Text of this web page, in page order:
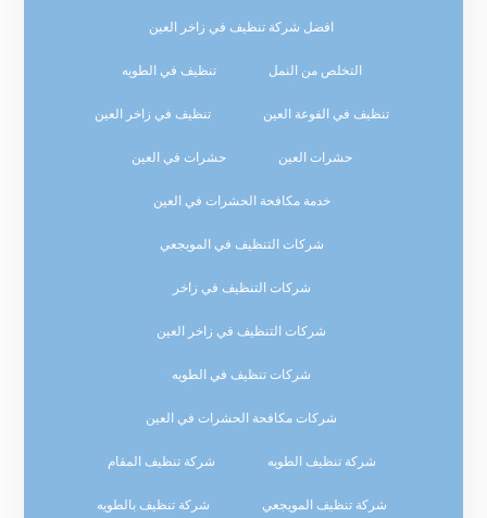
افضل شركة تنظيف في زاخر العين
التخلص من النمل تنظيف في الطويه
تنظيف في الفوعة العين تنظيف في زاخر العين
حشرات العين حشرات في العين
خدمة مكافحة الحشرات في العين
شركات التنظيف في المويجعي
شركات التنظيف في زاخر
شركات التنظيف في زاخر العين
شركات تنظيف في الطويه
شركات مكافحة الحشرات في العين
شركة تنظيف الطويه شركة تنظيف المقام
شركة تنظيف المويجعي شركة تنظيف بالطويه